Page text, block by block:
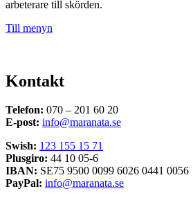
arbeterare till skörden.
Till menyn
Kontakt
Telefon: 070 – 201 60 20
E-post: info@maranata.se
Swish: 123 155 15 71
Plusgiro: 44 10 05-6
IBAN: SE75 9500 0099 6026 0441 0056
PayPal: info@maranata.se